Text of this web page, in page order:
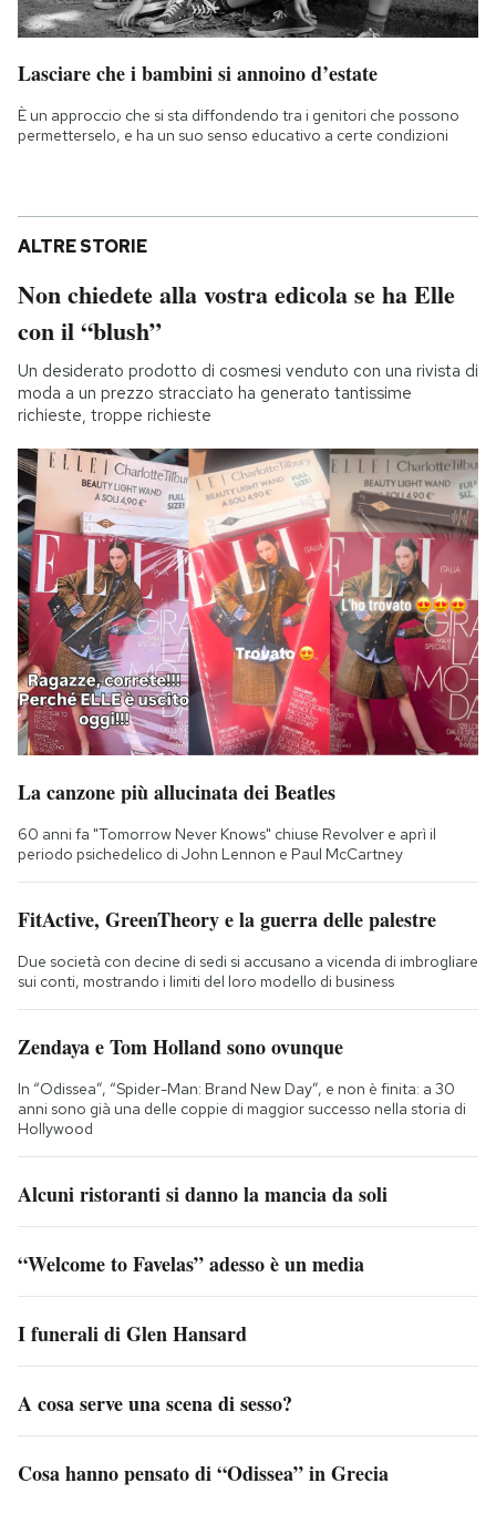
Lasciare che i bambini si annoino d’estate
È un approccio che si sta diffondendo tra i genitori che possono
permetterselo, e ha un suo senso educativo a certe condizioni
ALTRE STORIE
Non chiedete alla vostra edicola se ha Elle
con il “blush”
Un desiderato prodotto di cosmesi venduto con una rivista di
moda a un prezzo stracciato ha generato tantissime
richieste, troppe richieste
La canzone più allucinata dei Beatles
60 anni fa "Tomorrow Never Knows" chiuse Revolver e aprì il
periodo psichedelico di John Lennon e Paul McCartney
FitActive, GreenTheory e la guerra delle palestre
Due società con decine di sedi si accusano a vicenda di imbrogliare
sui conti, mostrando i limiti del loro modello di business
Zendaya e Tom Holland sono ovunque
In “Odissea”, “Spider-Man: Brand New Day”, e non è finita: a 30
anni sono già una delle coppie di maggior successo nella storia di
Hollywood
Alcuni ristoranti si danno la mancia da soli
“Welcome to Favelas” adesso è un media
I funerali di Glen Hansard
A cosa serve una scena di sesso?
Cosa hanno pensato di “Odissea” in Grecia